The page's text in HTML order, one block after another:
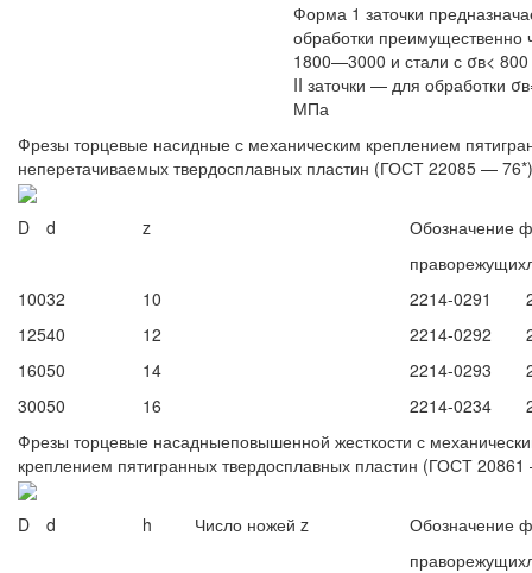
Форма 1 заточки
обработки преимущественно
1800—3000 и стали с σв<
II заточки — для обработки
МПа
Фрезы торцевые насидные с механическим креплением
неперетачиваемых твердосплавных пластин (ГОСТ 22085 — 76*)
D d z
Обозначение
праворежущих
10032 10 2214-0291
12540 12 2214-0292
16050 14 2214-0293
30050 16 2214-0234
Фрезы торцевые насадныеповышенной жесткости с
креплением пятигранных твердосплавных пластин (ГОСТ
D d h Число ножей z
Обозначение
праворежущих